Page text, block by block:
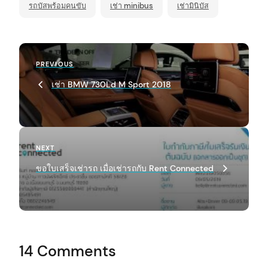
รถบัสพร้อมคนขับ เช่า minibus เช่ามินิบัส
P
o
s
t
n
a
v
i
g
t
i
Previous
Post
PREVIOUS
เช่า BMW 730Ld M Sport 2018
Next
Post
NEXT
ขอใบเสร็จเช่ารถ เมื่อเช่ารถกับ Rent Connected
14 Comments